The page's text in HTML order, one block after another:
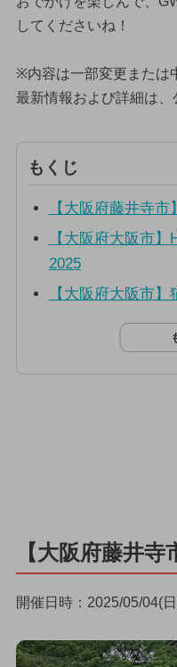
してくださいね！
※内容は一部変更または
最新情報および詳細は
もくじ
【大阪府藤井寺
【大阪府大阪市
2025
【大阪府大阪市】
【大阪府藤井
開催日時：2025/05/04(